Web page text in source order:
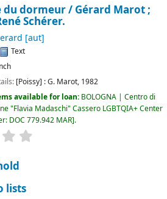
du dormeur / Gérard Marot ;
Schérer.
[aut]
Text
[Poissy] :G. Marot, 1982
available for loan: BOLOGNA | Centro di
"Flavia Madaschi" Cassero LGBTQIA+ Center
DOC 779.942 MAR .
lists